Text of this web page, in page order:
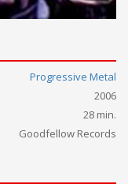
Progressive Metal
2006
28 min.
Goodfellow Records